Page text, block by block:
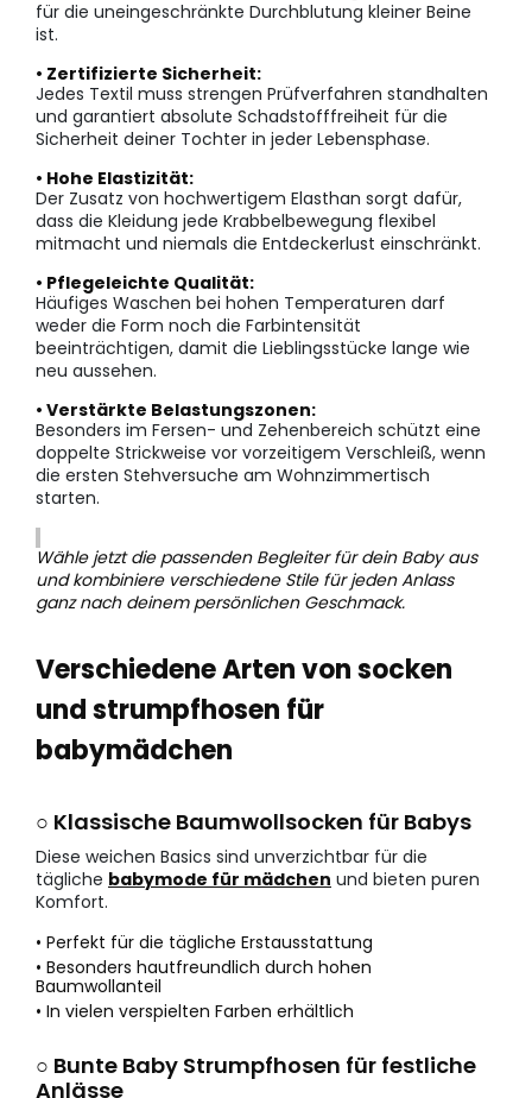
für die uneingeschränkte Durchblutung kleiner Beine
ist.
• Zertifizierte Sicherheit:
Jedes Textil muss strengen Prüfverfahren standhalten
und garantiert absolute Schadstofffreiheit für die
Sicherheit deiner Tochter in jeder Lebensphase.
• Hohe Elastizität:
Der Zusatz von hochwertigem Elasthan sorgt dafür,
dass die Kleidung jede Krabbelbewegung flexibel
mitmacht und niemals die Entdeckerlust einschränkt.
• Pflegeleichte Qualität:
Häufiges Waschen bei hohen Temperaturen darf
weder die Form noch die Farbintensität
beeinträchtigen, damit die Lieblingsstücke lange wie
neu aussehen.
• Verstärkte Belastungszonen:
Besonders im Fersen- und Zehenbereich schützt eine
doppelte Strickweise vor vorzeitigem Verschleiß, wenn
die ersten Stehversuche am Wohnzimmertisch
starten.
Wähle jetzt die passenden Begleiter für dein Baby aus
und kombiniere verschiedene Stile für jeden Anlass
ganz nach deinem persönlichen Geschmack.
Verschiedene Arten von socken
und strumpfhosen für
babymädchen
○ Klassische Baumwollsocken für Babys
Diese weichen Basics sind unverzichtbar für die
tägliche babymode für mädchen und bieten puren
Komfort.
• Perfekt für die tägliche Erstausstattung
• Besonders hautfreundlich durch hohen
Baumwollanteil
• In vielen verspielten Farben erhältlich
○ Bunte Baby Strumpfhosen für festliche
Anlässe